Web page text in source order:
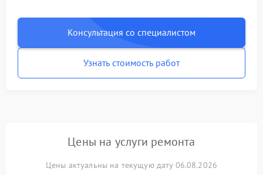
Консультация со специалистом
Узнать стоимость работ
Цены на услуги ремонта
Цены актуальны на текущую дату 06.08.2026